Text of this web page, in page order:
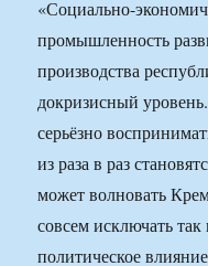
«Социально-
промышленность
производства
докризисный
серьёзно
из раза в раз
может волновать
совсем исключать
политическое